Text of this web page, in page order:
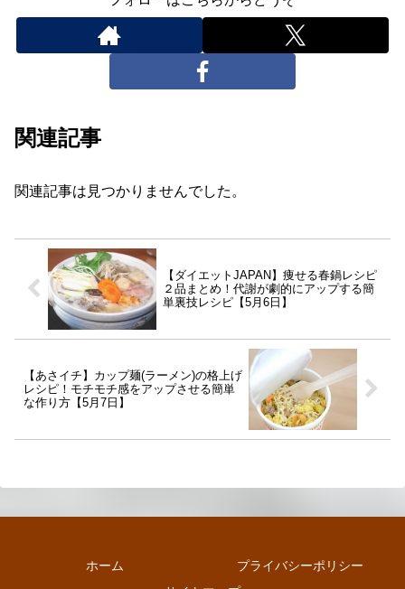
関連記事
関連記事は見つかりませんでした。
【ダイエットJAPAN】痩せる春鍋レシピ
２品まとめ！代謝が劇的にアップする簡
単裏技レシピ【5月6日】
【あさイチ】カップ麺(ラーメン)の格上げ
レシピ！モチモチ感をアップさせる簡単
な作り方【5月7日】
ホーム
プライバシーポリシー